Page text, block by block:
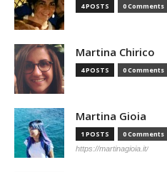
4 POSTS 0 Comments
Martina Chirico
4 POSTS 0 Comments
Martina Gioia
1 POSTS 0 Comments
https://martinagioia.it/